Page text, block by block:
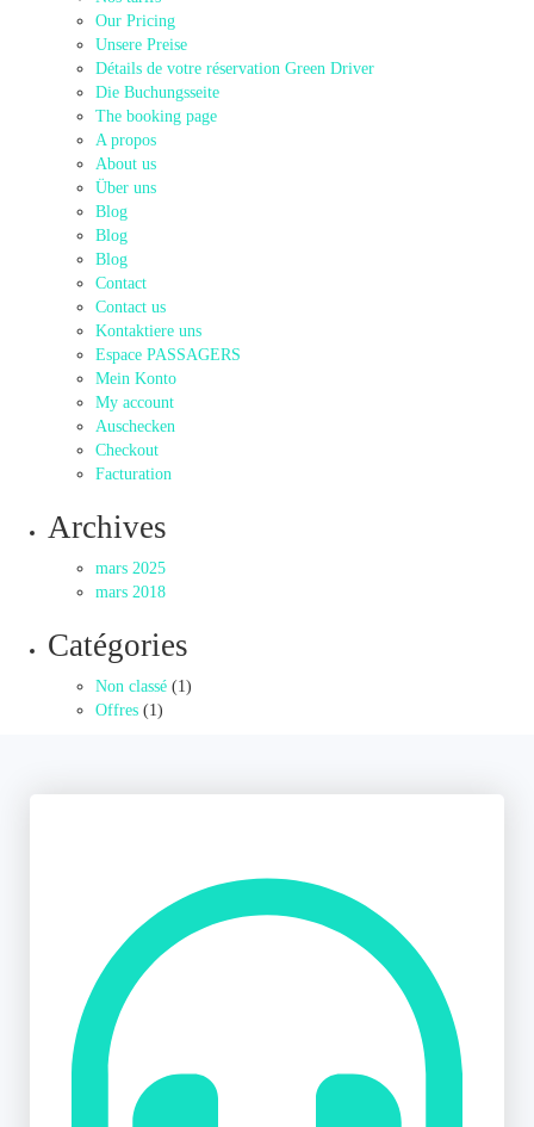
Our Pricing
Unsere Preise
Détails de votre réservation Green Driver
Die Buchungsseite
The booking page
A propos
About us
Über uns
Blog
Blog
Blog
Contact
Contact us
Kontaktiere uns
Espace PASSAGERS
Mein Konto
My account
Auschecken
Checkout
Facturation
Archives
mars 2025
mars 2018
Catégories
Non classé (1)
Offres (1)